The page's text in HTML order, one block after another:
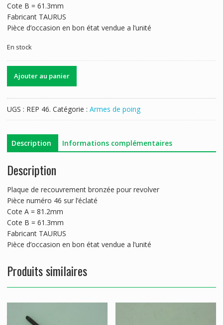
Cote B = 61.3mm
Fabricant TAURUS
Pièce d’occasion en bon état vendue a l’unité
En stock
de
TAURUS
Ajouter au panier
UGS : REP 46. Catégorie : Armes de poing
Description Informations complémentaires
Description
Plaque de recouvrement bronzée pour revolver
Pièce numéro 46 sur l’éclaté
Cote A = 81.2mm
Cote B = 61.3mm
Fabricant TAURUS
Pièce d’occasion en bon état vendue a l’unité
Produits similaires